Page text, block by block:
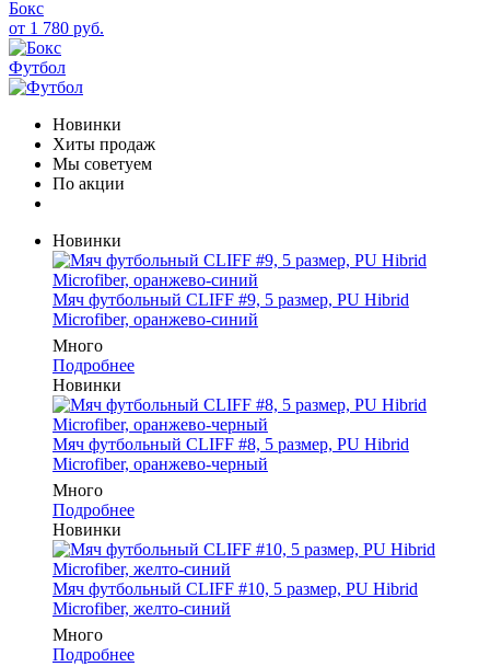
Бокс
от 1 780 руб.
Футбол
Новинки
Хиты продаж
Мы советуем
По акции
Новинки
Мяч футбольный CLIFF #9, 5 размер, PU Hibrid
Microfiber, оранжево-синий
Много
Подробнее
Новинки
Мяч футбольный CLIFF #8, 5 размер, PU Hibrid
Microfiber, оранжево-черный
Много
Подробнее
Новинки
Мяч футбольный CLIFF #10, 5 размер, PU Hibrid
Microfiber, желто-синий
Много
Подробнее